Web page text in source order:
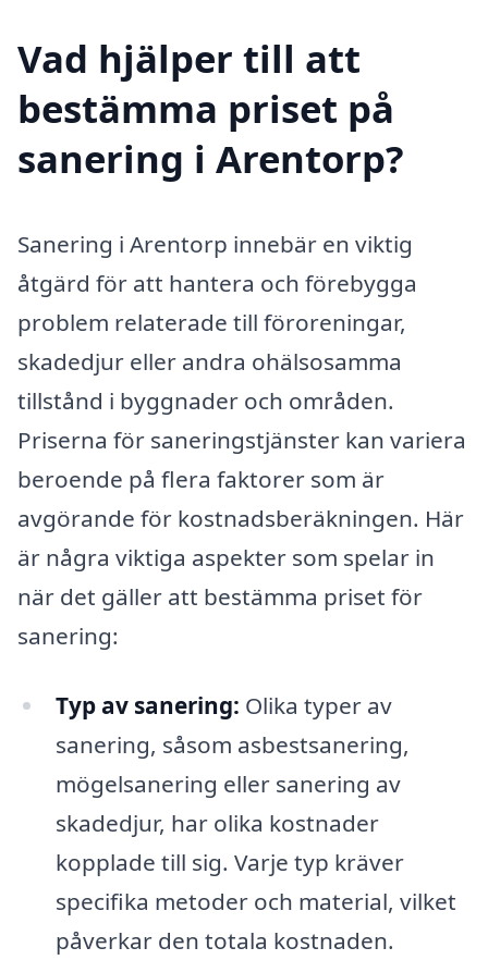
Vad hjälper till att
bestämma priset på
sanering i Arentorp?
Sanering i Arentorp innebär en viktig
åtgärd för att hantera och förebygga
problem relaterade till föroreningar,
skadedjur eller andra ohälsosamma
tillstånd i byggnader och områden.
Priserna för saneringstjänster kan variera
beroende på flera faktorer som är
avgörande för kostnadsberäkningen. Här
är några viktiga aspekter som spelar in
när det gäller att bestämma priset för
sanering:
Typ av sanering: Olika typer av
sanering, såsom asbestsanering,
mögelsanering eller sanering av
skadedjur, har olika kostnader
kopplade till sig. Varje typ kräver
specifika metoder och material, vilket
påverkar den totala kostnaden.